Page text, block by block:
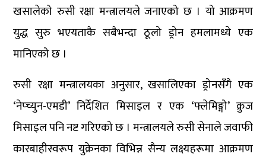
खसालेको रुसी रक्षा मन्त्रालयले जनाएको छ । यो आक्रमण
युद्ध सुरु भएयताकै सबैभन्दा ठूलो ड्रोन हमलामध्ये एक
मानिएको छ ।
रुसी रक्षा मन्त्रालयका अनुसार, खसालिएका ड्रोनसँगै एक
‘नेप्च्युन-एमडी’ निर्देशित मिसाइल र एक ‘फ्लेमिङ्गो’ क्रुज
मिसाइल पनि नष्ट गरिएको छ । मन्त्रालयले रुसी सेनाले जवाफी
कारबाहीस्वरूप युक्रेनका विभिन्न सैन्य लक्ष्यहरूमा आक्रमण